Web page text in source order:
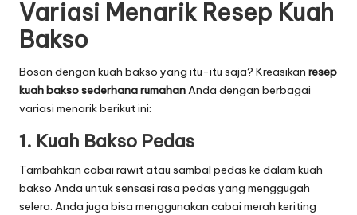
Variasi Menarik Resep Kuah
Bakso
Bosan dengan kuah bakso yang itu-itu saja? Kreasikan resep
kuah bakso sederhana rumahanAnda dengan berbagai
variasi menarik berikut ini:
1. Kuah Bakso Pedas
Tambahkan cabai rawit atau sambal pedas ke dalam kuah
bakso Anda untuk sensasi rasa pedas yang menggugah
selera. Anda juga bisa menggunakan cabai merah keriting